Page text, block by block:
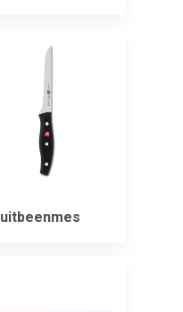
uitbeenmes